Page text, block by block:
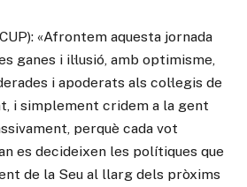
«Afrontem aquesta jornada
ganes i il·lusió, amb optimisme,
i apoderats als col·legis de
i simplement cridem a la gent
perquè cada vot
es decideixen les polítiques que
de la Seu al llarg dels pròxims